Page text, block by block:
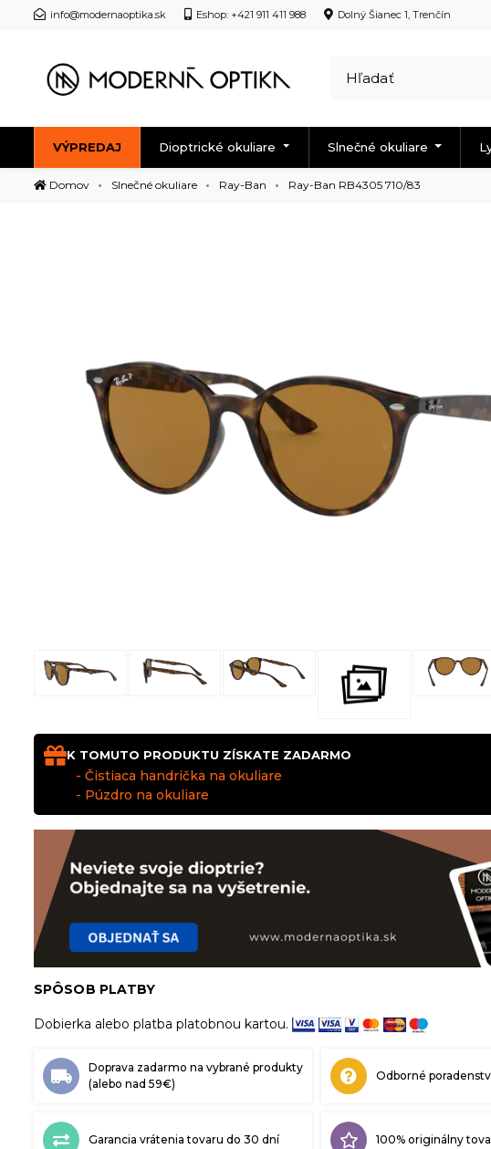
info@modernaoptika.sk Eshop: +421 911 411 988 Dolný Šianec 1, Trenčín
VÝPREDAJ Dioptrické okuliare Slnečné okuliare
Domov Slnečné okuliare Ray-Ban Ray-Ban RB4305 710/83
K TOMUTO PRODUKTU ZÍSKATE ZADARMO
- Čistiaca handrička na okuliare
- Púzdro na okuliare
SPÔSOB PLATBY
Dobierka alebo platba platobnou kartou.
Doprava zadarmo na vybrané produkty
(alebo nad 59€)
Odborné
Garancia vrátenia tovaru do 30 dní 100% originálny